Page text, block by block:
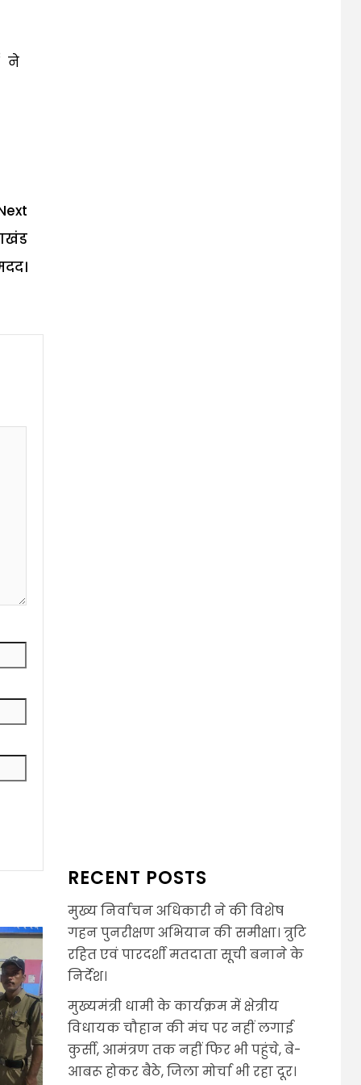
ने
RECENT POSTS
मुख्य निर्वाचन अधिकारी ने की विशेष
गहन पुनरीक्षण अभियान की समीक्षा। त्रुटि
रहित एवं पारदर्शी मतदाता सूची बनाने के
निर्देश।
मुख्यमंत्री धामी के कार्यक्रम में क्षेत्रीय
विधायक चौहान की मंच पर नहीं लगाई
कुर्सी, आमंत्रण तक नहीं फिर भी पहुंचे, बे-
आबरू होकर बैठे, जिला मोर्चा भी रहा दूर।